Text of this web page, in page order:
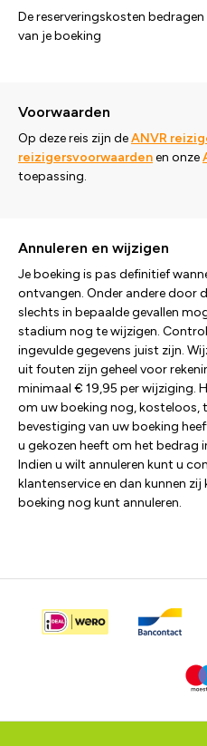
De reserveringskosten
van je boeking
Voorwaarden
Op deze reis zijn deANVR
reizigersvoorwaardenen onze
toepassing.
Annuleren en wijzigen
Je boeking is pas definitief
ontvangen. Onder andere door
slechts in bepaalde gevallen
stadium nog te wijzigen.
ingevulde gegevens juist zijn.
uit fouten zijn geheel voor
minimaal € 19,95 per wijziging.
om uw boeking nog, kosteloos,
bevestiging van uw boeking
u gekozen heeft om het bedrag
Indien u wilt annuleren kunt u
klantenservice en dan kunnen
boeking nog kunt annuleren.